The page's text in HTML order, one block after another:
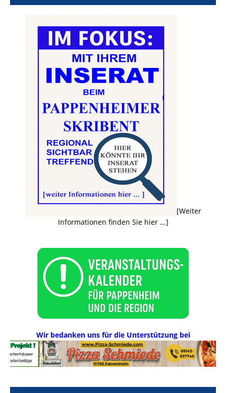
[Weiter
Informationen finden Sie hier ...]
Wir bedanken uns für die Unterstützung bei